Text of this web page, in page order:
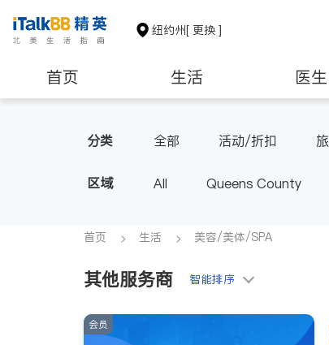
纽约州[ 更换 ]
首页 生活 医生
分类 全部 活动/折扣
区域 All Queens County
首页 生活 美容/美体/SPA
其他服务商 智能排序
会员